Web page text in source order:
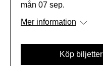
mån 07 sep.
Mer information
Köp biljetter